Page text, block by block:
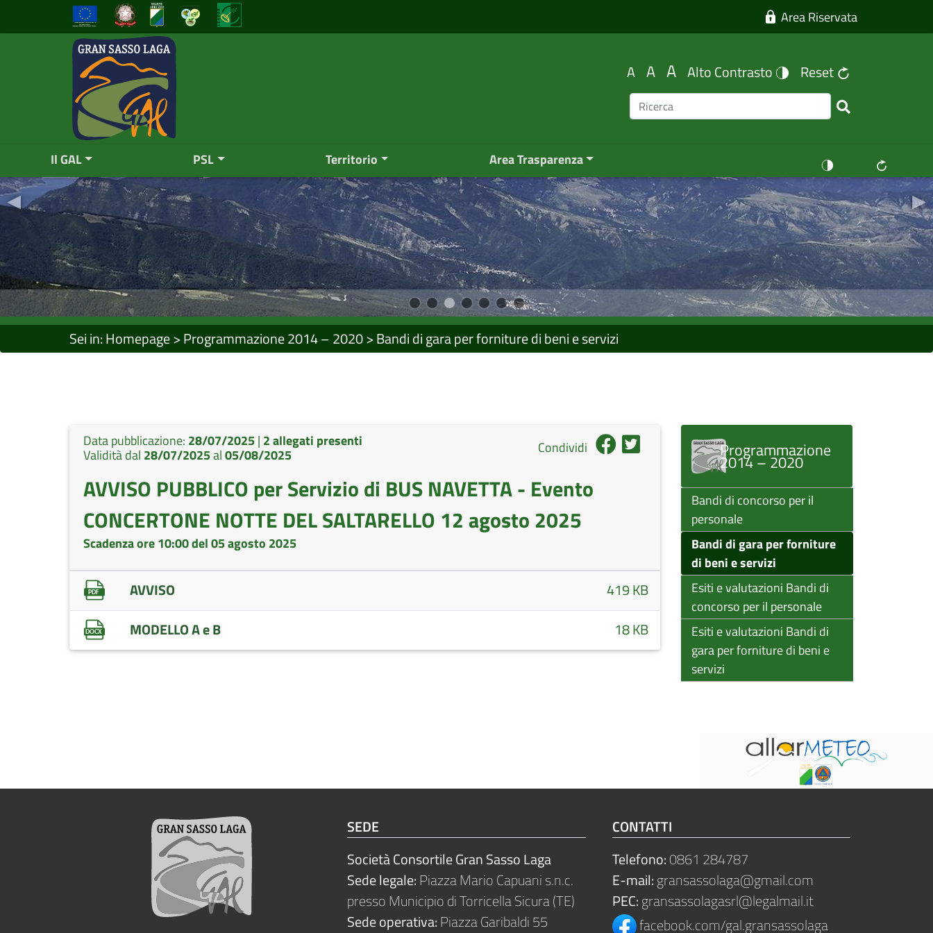
Area Riservata
A A A Alto Contrasto Reset
Il GAL PSL Territorio Area Trasparenza Alto Contrasto
◂Previous ▸
Sei in:Homepage>Programmazione 2014 – 2020>Bandi di gara per forniture di beni e servizi
Data pubblicazione: 28/07/2025| 2 allegati presenti
Validità dal 28/07/2025al05/08/2025 Condividi
AVVISO PUBBLICO per Servizio di BUS NAVETTA - Evento
CONCERTONE NOTTE DEL SALTARELLO 12 agosto 2025
Scadenza ore 10:00 del 05 agosto 2025
AVVISO
419 KB
MODELLO A e B
18 KB
Programmazione
2014 – 2020
Bandi di concorso per il
personale
Bandi di gara per forniture
di beni e servizi
Esiti e valutazioni Bandi di
concorso per il personale
Esiti e valutazioni Bandi di
gara per forniture di beni e
servizi
SEDE
Società Consortile Gran Sasso Laga
Sede legale:Piazza Mario Capuani s.n.c.
presso Municipio di Torricella Sicura (TE)
Sede operativa:Piazza Garibaldi 55
CONTATTI
Telefono:0861 284787
E-mail:gransassolaga@gmail.com
PEC:gransassolagasrl@legalmail.it
facebook.com/gal.gransassolaga